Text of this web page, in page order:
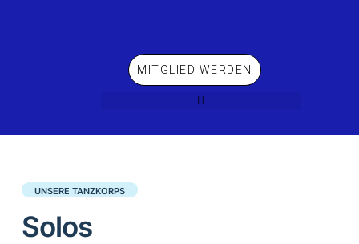
MITGLIED WERDEN
UNSERE TANZKORPS
Solos